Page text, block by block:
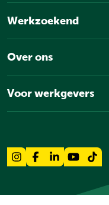
Werkzoekend
Over ons
Voor werkgevers